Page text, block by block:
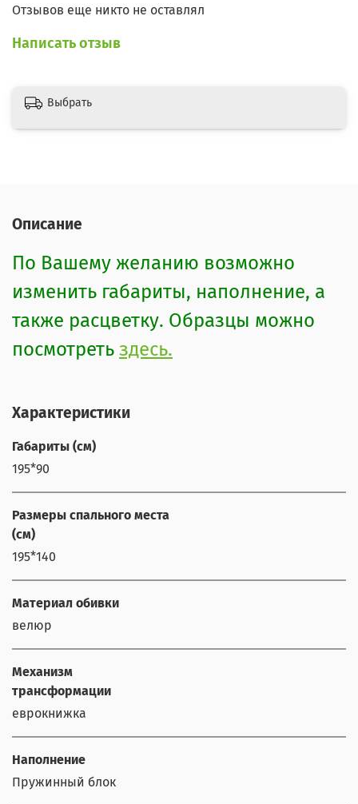
Отзывов еще никто не оставлял
Написать отзыв
Выбрать
Описание
По Вашему желанию возможно
изменить габариты, наполнение, а
также расцветку. Образцы можно
посмотреть здесь.
Характеристики
Габариты (см)
195*90
Размеры спального места
(см)
195*140
Материал обивки
велюр
Механизм
трансформации
еврокнижка
Наполнение
Пружинный блок